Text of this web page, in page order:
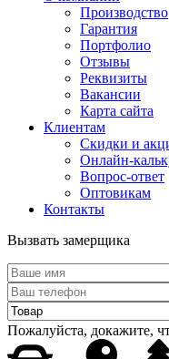
Производство
Гарантия
Портфолио
Отзывы
Реквизиты
Вакансии
Карта сайта
Клиентам
Скидки и
Онлайн-
Вопрос-ответ
Оптовикам
Контакты
Вызвать замерщика
Пожалуйста, докажите,